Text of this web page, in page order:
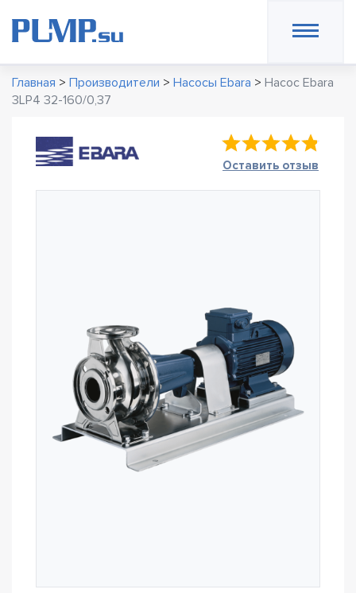
Главная > Производители > Насосы Ebara > Насос Ebara
3LP4 32-160/0,37
Оставить отзыв